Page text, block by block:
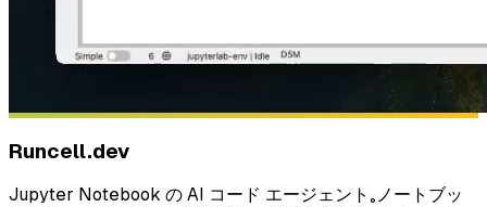
Runcell.dev
Jupyter Notebook の AI コード エージェント。ノートブッ